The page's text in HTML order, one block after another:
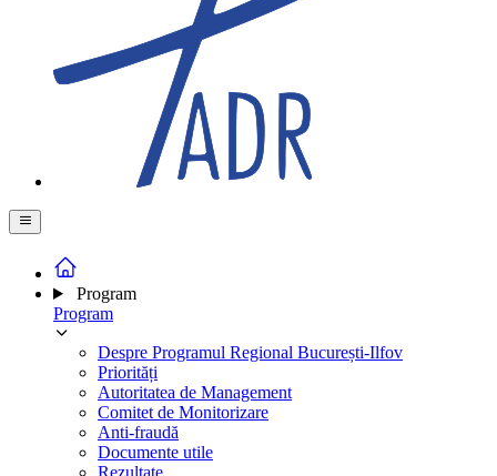
Program
Program
Despre Programul Regional București-Ilfov
Priorități
Autoritatea de Management
Comitet de Monitorizare
Anti-fraudă
Documente utile
Rezultate